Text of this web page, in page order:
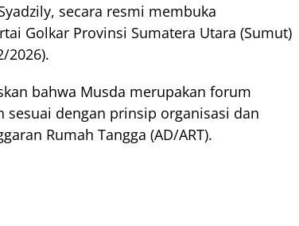
secara resmi membuka
Golkar Provinsi Sumatera Utara (Sumut)
2026).
bahwa Musda merupakan forum
dengan prinsip organisasi dan
Rumah Tangga (AD/ART).